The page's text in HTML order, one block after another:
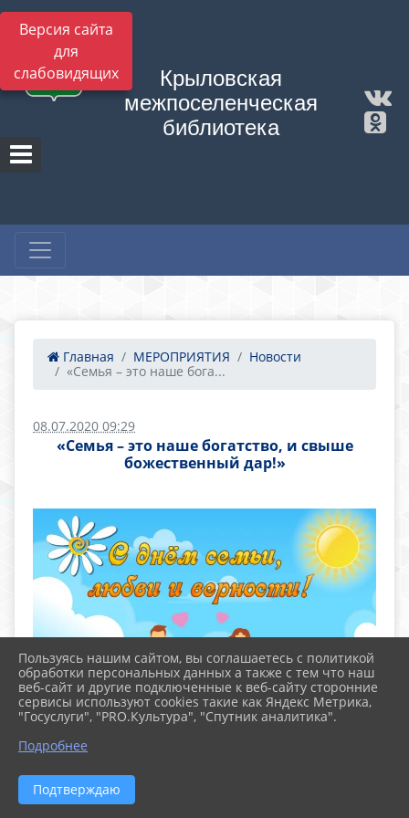
Версия сайта
для
слабовидящих
Крыловская
межпоселенческая
библиотека
Главная МЕРОПРИЯТИЯ
Новости
«Семья – это наше бога...
08.07.2020 09:29
«Семья – это наше богатство, и свыше
божественный дар!»
Видео по ссылк
Пользуясь нашим сайтом, вы соглашаетесь с политикой
обработки персональных данных а также с тем что наш
веб-сайт и другие подключенные к веб-сайту сторонние
сервисы используют cookies такие как Яндекс Метрика,
"Госуслуги", "PRO.Культура", "Спутник аналитика".
Подробнее
Подтверждаю